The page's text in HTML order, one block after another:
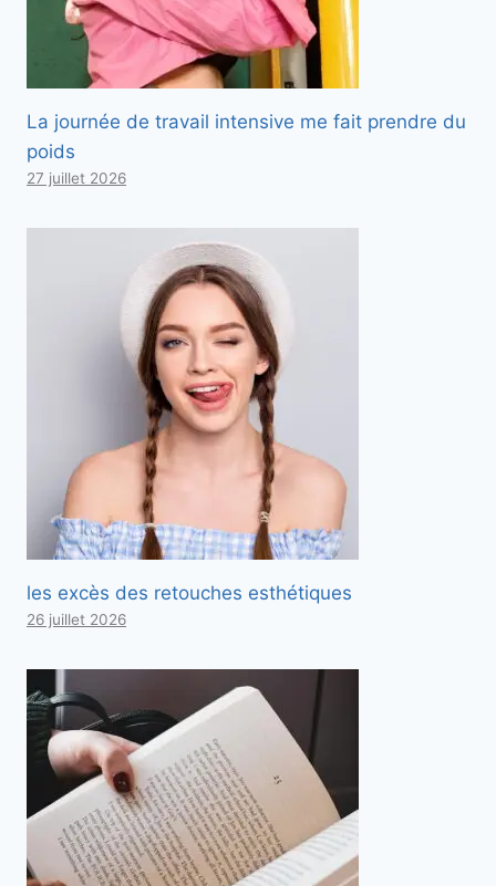
La journée de travail intensive me fait prendre du
poids
27 juillet 2026
les excès des retouches esthétiques
26 juillet 2026